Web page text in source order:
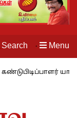
· Menu
-கார்குழலி